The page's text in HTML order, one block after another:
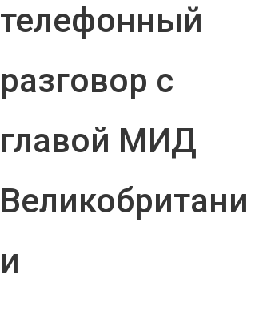
телефонный
разговор с
главой МИД
Великобритани
и